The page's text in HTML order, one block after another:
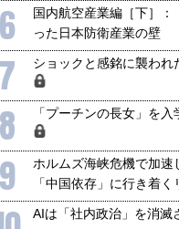
6
国内航空産業編［下］
った日本防衛産業の壁
7 ショックと感銘に襲われ
8 「プーチンの長女」を
9
ホルムズ海峡危機で加速
「中国依存」に行き着く
AIは「社内政治」を消滅